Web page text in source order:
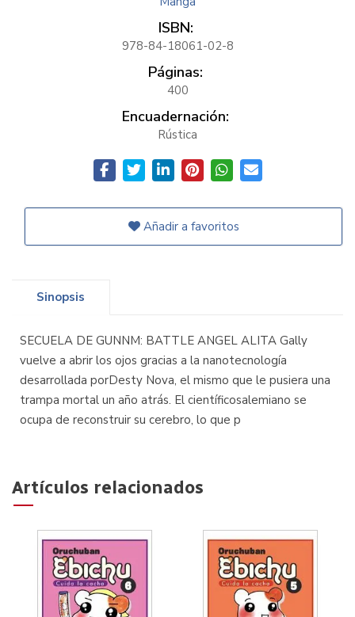
ISBN:
978-84-18061-02-8
Páginas:
400
Encuadernación:
Rústica
Añadir a favoritos
Sinopsis
SECUELA DE GUNNM: BATTLE ANGEL ALITA Gally
vuelve a abrir los ojos gracias a la nanotecnología
desarrollada porDesty Nova, el mismo que le pusiera una
trampa mortal un año atrás. El científicosalemiano se
ocupa de reconstruir su cerebro, lo que p
Artículos relacionados